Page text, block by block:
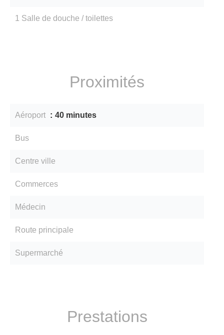
1 Salle de douche / toilettes
Proximités
Aéroport 40 minutes
Bus
Centre ville
Commerces
Médecin
Route principale
Supermarché
Prestations